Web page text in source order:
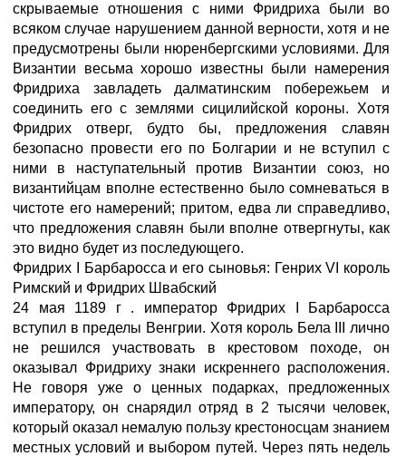
скрываемые отношения с ними Фридриха были во
всяком случае нарушением данной верности, хотя и не
предусмотрены были нюренбергскими условиями. Для
Византии весьма хорошо известны были намерения
Фридриха завладеть далматинским побережьем и
соединить его с землями сицилийской короны. Хотя
Фридрих отверг, будто бы, предложения славян
безопасно провести его по Болгарии и не вступил с
ними в наступательный против Византии союз, но
византийцам вполне естественно было сомневаться в
чистоте его намерений; притом, едва ли справедливо,
что предложения славян были вполне отвергнуты, как
это видно будет из последующего.
Фридрих I Барбаросса и его сыновья: Генрих VI король
Римский и Фридрих Швабский
24 мая 1189 г . император Фридрих I Барбаросса
вступил в пределы Венгрии. Хотя король Бела III лично
не решился участвовать в крестовом походе, он
оказывал Фридриху знаки искреннего расположения.
Не говоря уже о ценных подарках, предложенных
императору, он снарядил отряд в 2 тысячи человек,
который оказал немалую пользу крестоносцам знанием
местных условий и выбором путей. Через пять недель